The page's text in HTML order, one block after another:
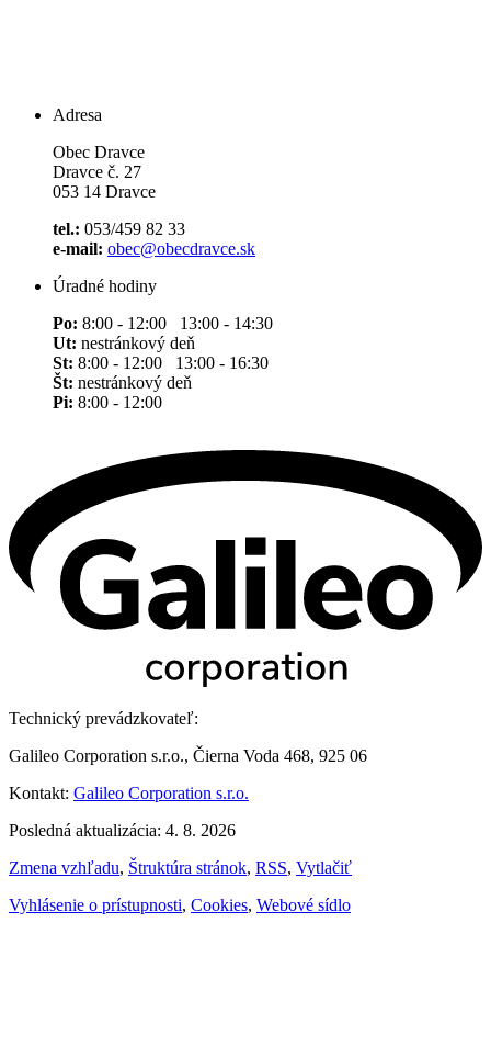
Adresa
Obec Dravce
Dravce č. 27
053 14 Dravce
tel.: 053/459 82 33
e-mail: obec@obecdravce.sk
Úradné hodiny
Po: 8:00 - 12:00 13:00 - 14:30
Ut: nestránkový deň
St: 8:00 - 12:00 13:00 - 16:30
Št: nestránkový deň
Pi: 8:00 - 12:00
Technický prevádzkovateľ:
Galileo Corporation s.r.o., Čierna Voda 468, 925 06
Kontakt: Galileo Corporation s.r.o.
Posledná aktualizácia: 4. 8. 2026
Zmena vzhľadu, Štruktúra stránok, RSS, Vytlačiť
Vyhlásenie o prístupnosti, Cookies, Webové sídlo